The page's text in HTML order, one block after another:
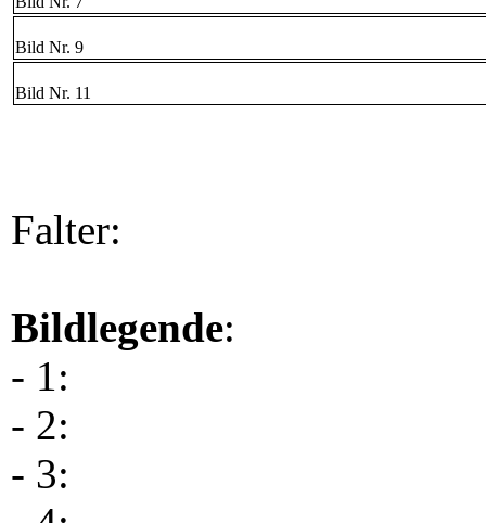
Bild Nr. 9
Bild Nr. 11
Falter:
Bildlegende:
- 1:
- 2:
- 3: